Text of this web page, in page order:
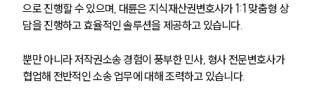
으로 진행할 수 있으며, 대륜은 지식재산권변호사가 1:1 맞춤형 상
담을 진행하고 효율적인 솔루션을 제공하고 있습니다.
뿐만 아니라 저작권소송 경험이 풍부한 민사, 형사 전문변호사가
협업해 전반적인 소송 업무에 대해 조력하고 있습니다.